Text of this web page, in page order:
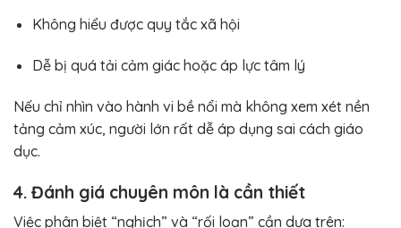
Không hiểu được quy tắc xã hội
Dễ bị quá tải cảm giác hoặc áp lực tâm lý
Nếu chỉ nhìn vào hành vi bề nổi mà không xem xét nền
tảng cảm xúc, người lớn rất dễ áp dụng sai cách giáo
dục.
4. Đánh giá chuyên môn là cần thiết
Việc phân biệt “nghịch” và “rối loạn” cần dựa trên: